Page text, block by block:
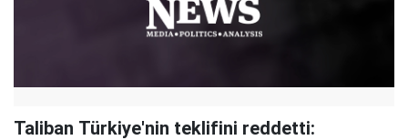
Taliban Türkiye'nin teklifini reddetti: